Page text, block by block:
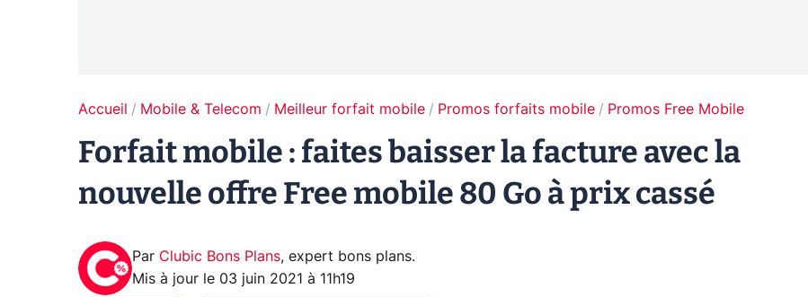
Accueil Mobile & Telecom Meilleur forfait mobile Promos forfaits mobile Promos Free Mobile
Forfait mobile : faites baisser la facture avec la
nouvelle offre Free mobile 80 Go à prix cassé
Par Clubic Bons Plans, expert bons plans.
Mis à jour le 03 juin 2021 à 11h19